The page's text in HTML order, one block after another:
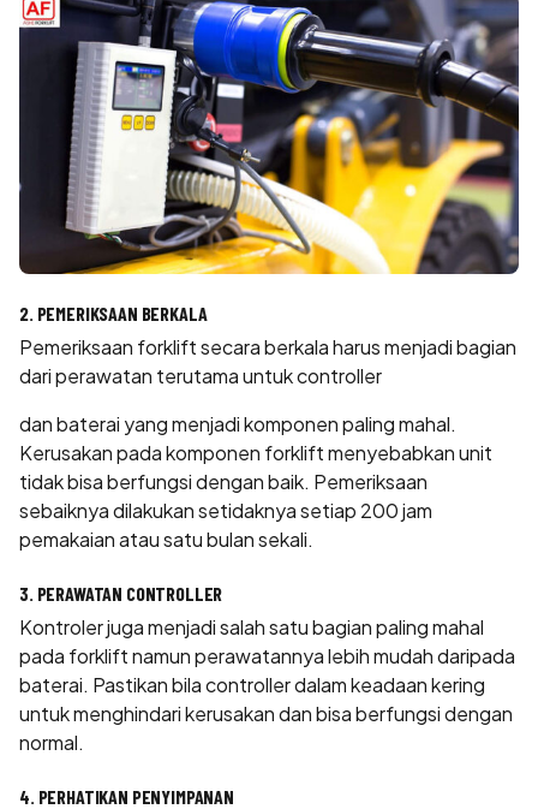
2. PEMERIKSAAN BERKALA
Pemeriksaan forklift secara berkala harus menjadi bagian
dari perawatan terutama untuk controller
dan baterai yang menjadi komponen paling mahal.
Kerusakan pada komponen forklift menyebabkan unit
tidak bisa berfungsi dengan baik. Pemeriksaan
sebaiknya dilakukan setidaknya setiap 200 jam
pemakaian atau satu bulan sekali.
3. PERAWATAN CONTROLLER
Kontroler juga menjadi salah satu bagian paling mahal
pada forklift namun perawatannya lebih mudah daripada
baterai. Pastikan bila controller dalam keadaan kering
untuk menghindari kerusakan dan bisa berfungsi dengan
normal.
4. PERHATIKAN PENYIMPANAN